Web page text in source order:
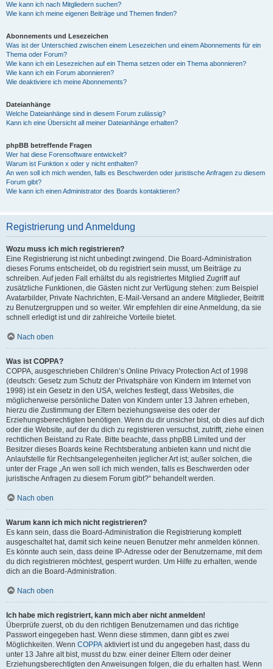
Wie kann ich nach Mitgliedern suchen?
Wie kann ich meine eigenen Beiträge und Themen finden?
Abonnements und Lesezeichen
Was ist der Unterschied zwischen einem Lesezeichen und einem Abonnements für ein
Thema oder Forum?
Wie kann ich ein Lesezeichen auf ein Thema setzen oder ein Thema abonnieren?
Wie kann ich ein Forum abonnieren?
Wie deaktiviere ich meine Abonnements?
Dateianhänge
Welche Dateianhänge sind in diesem Forum zulässig?
Kann ich eine Übersicht all meiner Dateianhänge erhalten?
phpBB betreffende Fragen
Wer hat diese Forensoftware entwickelt?
Warum ist Funktion x oder y nicht enthalten?
An wen soll ich mich wenden, falls es Beschwerden oder juristische Anfragen zu diesem
Forum gibt?
Wie kann ich einen Administrator des Boards kontaktieren?
Registrierung und Anmeldung
Wozu muss ich mich registrieren?
Eine Registrierung ist nicht unbedingt zwingend. Die Board-Administration
dieses Forums entscheidet, ob du registriert sein musst, um Beiträge zu
schreiben. Auf jeden Fall erhältst du als registriertes Mitglied Zugriff auf
zusätzliche Funktionen, die Gästen nicht zur Verfügung stehen: zum Beispiel
Avatarbilder, Private Nachrichten, E-Mail-Versand an andere Mitglieder, Beitritt
zu Benutzergruppen und so weiter. Wir empfehlen dir eine Anmeldung, da sie
schnell erledigt ist und dir zahlreiche Vorteile bietet.
Nach oben
Was ist COPPA?
COPPA, ausgeschrieben Children’s Online Privacy Protection Act of 1998
(deutsch: Gesetz zum Schutz der Privatsphäre von Kindern im Internet von
1998) ist ein Gesetz in den USA, welches festlegt, dass Websites, die
möglicherweise persönliche Daten von Kindern unter 13 Jahren erheben,
hierzu die Zustimmung der Eltern beziehungsweise des oder der
Erziehungsberechtigten benötigen. Wenn du dir unsicher bist, ob dies auf dich
oder die Website, auf der du dich zu registrieren versuchst, zutrifft, ziehe einen
rechtlichen Beistand zu Rate. Bitte beachte, dass phpBB Limited und der
Besitzer dieses Boards keine Rechtsberatung anbieten kann und nicht die
Anlaufstelle für Rechtsangelegenheiten jeglicher Art ist; außer solchen, die
unter der Frage „An wen soll ich mich wenden, falls es Beschwerden oder
juristische Anfragen zu diesem Forum gibt?“ behandelt werden.
Nach oben
Warum kann ich mich nicht registrieren?
Es kann sein, dass die Board-Administration die Registrierung komplett
ausgeschaltet hat, damit sich keine neuen Benutzer mehr anmelden können.
Es könnte auch sein, dass deine IP-Adresse oder der Benutzername, mit dem
du dich registrieren möchtest, gesperrt wurden. Um Hilfe zu erhalten, wende
dich an die Board-Administration.
Nach oben
Ich habe mich registriert, kann mich aber nicht anmelden!
Überprüfe zuerst, ob du den richtigen Benutzernamen und das richtige
Passwort eingegeben hast. Wenn diese stimmen, dann gibt es zwei
Möglichkeiten. Wenn COPPA aktiviert ist und du angegeben hast, dass du
unter 13 Jahre alt bist, musst du bzw. einer deiner Eltern oder deiner
Erziehungsberechtigten den Anweisungen folgen, die du erhalten hast. Wenn